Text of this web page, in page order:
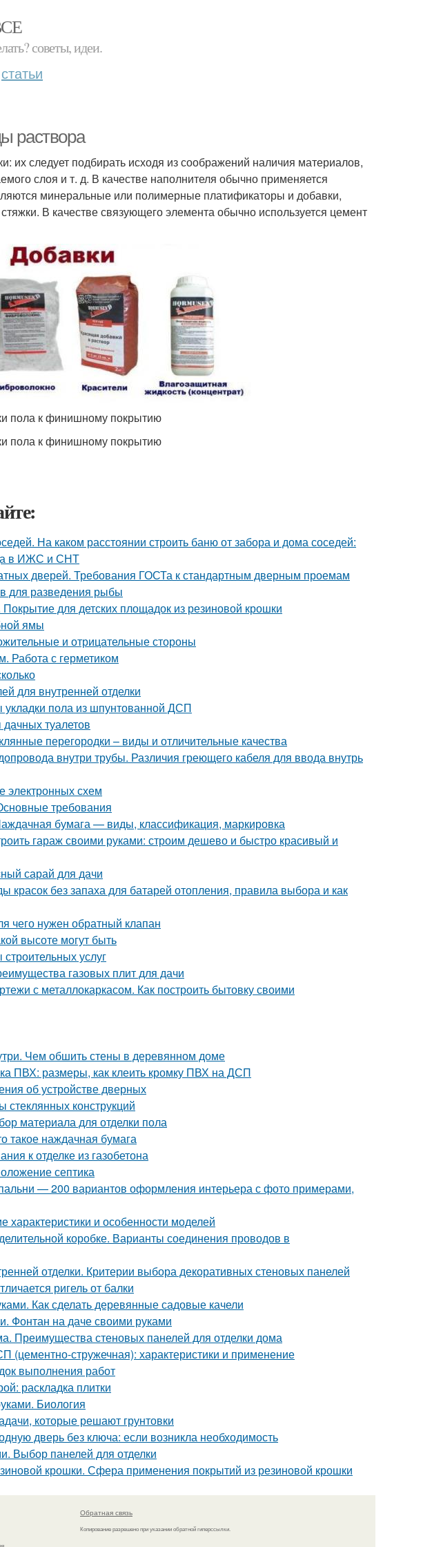
советы, идеи.
статьи
раствора
их следует подбирать исходя из соображений наличия материалов,
слоя и т. д. В качестве наполнителя обычно применяется
минеральные или полимерные платификаторы и добавки,
В качестве связующего элемента обычно используется цемент
пола к финишному покрытию
пола к финишному покрытию
На каком расстоянии строить баню от забора и дома соседей:
в ИЖС и СНТ
дверей. Требования ГОСТа к стандартным дверным проемам
для разведения рыбы
для детских площадок из резиновой крошки
ямы
и отрицательные стороны
Работа с герметиком
для внутренней отделки
пола из шпунтованной ДСП
туалетов
перегородки – виды и отличительные качества
внутри трубы. Различия греющего кабеля для ввода внутрь
электронных схем
требования
бумага — виды, классификация, маркировка
гараж своими руками: строим дешево и быстро красивый и
сарай для дачи
красок без запаха для батарей отопления, правила выбора и как
чего нужен обратный клапан
высоте могут быть
услуг
газовых плит для дачи
с металлокаркасом. Как построить бытовку своими
Чем обшить стены в деревянном доме
ПВХ: размеры, как клеить кромку ПВХ на ДСП
об устройстве дверных
конструкций
материала для отделки пола
такое наждачная бумага
к отделке из газобетона
септика
— 200 вариантов оформления интерьера с фото примерами,
и особенности моделей
коробке. Варианты соединения проводов в
отделки. Критерии выбора декоративных стеновых панелей
ригель от балки
Как сделать деревянные садовые качели
Фонтан на даче своими руками
Преимущества стеновых панелей для отделки дома
(цементно-стружечная): характеристики и применение
выполнения работ
раскладка плитки
Биология
которые решают грунтовки
дверь без ключа: если возникла необходимость
Выбор панелей для отделки
крошки. Сфера применения покрытий из резиновой крошки
Обратная связь
Копирование разрешено при указании обратной гиперссылки.